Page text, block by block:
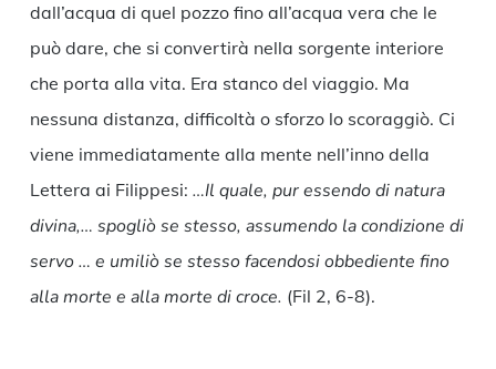
dall’acqua di quel pozzo fino all’acqua vera che le
può dare, che si convertirà nella sorgente interiore
che porta alla vita. Era stanco del viaggio. Ma
nessuna distanza, difficoltà o sforzo lo scoraggiò. Ci
viene immediatamente alla mente nell’inno della
Lettera ai Filippesi: …Il quale, pur essendo di natura
divina,… spogliò se stesso, assumendo la condizione di
servo … e umiliò se stesso facendosi obbediente fino
alla morte e alla morte di croce. (Fil 2, 6-8).